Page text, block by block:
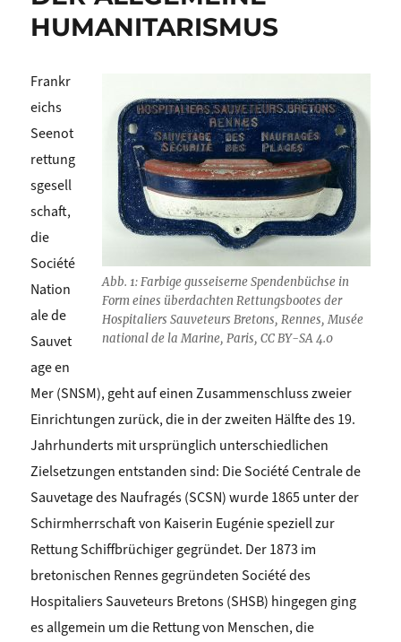
HUMANITARISMUS
Abb. 1: Farbige gusseiserne Spendenbüchse in
Form eines überdachten Rettungsbootes der
Hospitaliers Sauveteurs Bretons, Rennes, Musée
national de la Marine, Paris, CC BY-SA 4.0
Frankr
eichs
Seenot
rettung
sgesell
schaft,
die
Société
Nation
ale de
Sauvet
age en
Mer (SNSM), geht auf einen Zusammenschluss zweier
Einrichtungen zurück, die in der zweiten Hälfte des 19.
Jahrhunderts mit ursprünglich unterschiedlichen
Zielsetzungen entstanden sind: Die Société Centrale de
Sauvetage des Naufragés (SCSN) wurde 1865 unter der
Schirmherrschaft von Kaiserin Eugénie speziell zur
Rettung Schiffbrüchiger gegründet. Der 1873 im
bretonischen Rennes gegründeten Société des
Hospitaliers Sauveteurs Bretons (SHSB) hingegen ging
es allgemein um die Rettung von Menschen, die